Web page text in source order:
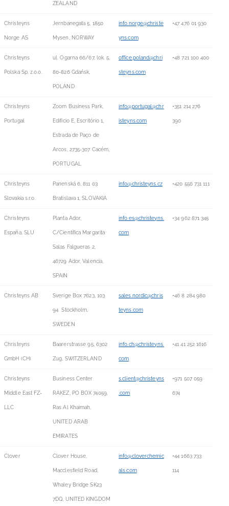
ZEALAND
Christeyns
Norge AS
Jernbanegata 5, 1850
Mysen, NORWAY
info.norge@christe
yns.com
+47 476 01 930
Christeyns
Polska Sp. z.o.o.
ul. Ogarna 66/67, lok. 5,
80-826 Gdańsk,
POLAND
office.poland@chri
steyns.com
+48 721 100 400
Christeyns
Portugal
Zoom Business Park,
Edificio E, Escritório 1,
Estrada de Paço de
Arcos, 2735-307 Cacém,
PORTUGAL
info@portugal@chr
isteyns.com
+351 214 276
390
Christeyns
Slovakia s.r.o.
Panenská 6, 811 03
Bratislava 1, SLOVAKIA
info@christeyns.cz +420 556 731 111
Christeyns
España, SLU
Planta Ador,
C/Científica Margarita
Salas Falgueras 2,
46729 Ador, Valencia,
SPAIN
info.es@christeyns.
com
+34 962 871 345
Christeyns AB Sverige Box 7623, 103
94 Stockholm,
SWEDEN
sales.nordic@chris
teyns.com
+46 8 284 980
Christeyns
GmbH (CH)
Baarerstrasse 95, 6302
Zug, SWITZERLAND
info.ch@christeyns.
com
+41 41 252 1616
Christeyns
Middle East FZ-
LLC
Business Center
RAKEZ, PO BOX 74059,
Ras Al Khaimah,
UNITED ARAB
EMIRATES
s.client@christeyns
.com
+971 507 059
674
Clover Clover House,
Macclesfield Road,
Whaley Bridge SK23
7DQ, UNITED KINGDOM
info@cloverchemic
als.com
+44 1663 733
114